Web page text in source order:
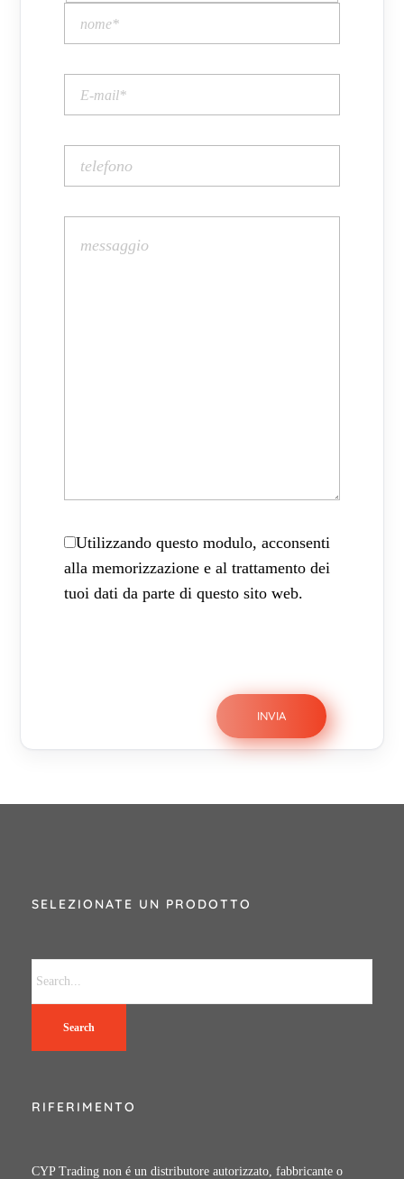
Utilizzando questo modulo, acconsenti
alla memorizzazione e al trattamento dei
tuoi dati da parte di questo sito web.
SELEZIONATE UN PRODOTTO
Search
RIFERIMENTO
CYP Trading non é un distributore autorizzato, fabbricante o